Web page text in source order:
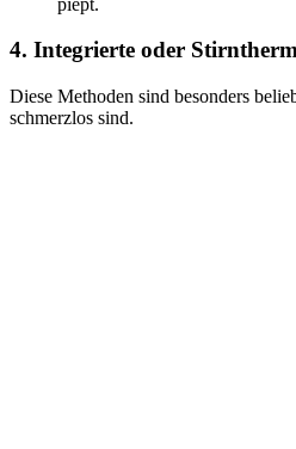
4. Integrierte oder
Diese Methoden sind besonders
schmerzlos sind.